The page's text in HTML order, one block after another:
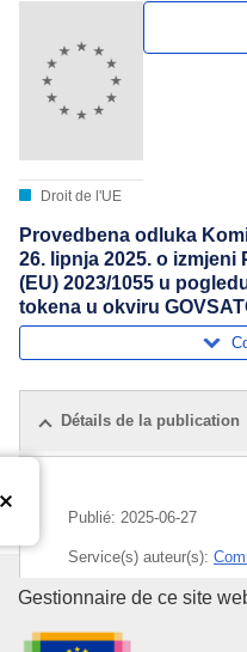
Droit de l'UE
Provedbena odluka
26. lipnja 2025. o
(EU) 2023/1055 u
tokena u okviru
Détails de la publication
Publié: 2025-06-27
Service(s) auteur(s):
générale de l’industrie
Office des
Gestionnaire de ce site